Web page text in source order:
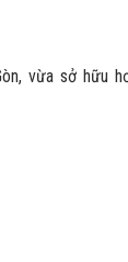
vừa sở hữu